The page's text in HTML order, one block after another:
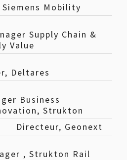
Mobility
Supply Chain &
Value
Deltares
Business
Strukton
Directeur, Geonext
, Strukton Rail